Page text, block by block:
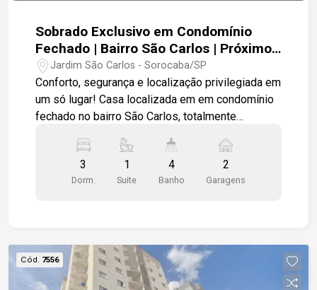
Sobrado Exclusivo em Condomínio
Fechado | Bairro São Carlos | Próximo
ao Campolim | 2 Vagas
Jardim São Carlos - Sorocaba/SP
Conforto, segurança e localização privilegiada em
um só lugar! Casa localizada em em condomínio
fechado no bairro São Carlos, totalmente
privacidade, tranquilidade e valorização.
Ambientes amplos e bem distribuídos, o projeto
oferece excelente aproveitamento dos espaços.
Way e a poucos minutos do Campolim, uma das
regiões mais desejadas de Sorocaba, com fácil
acesso ao Mercado Confiança, escolas,
3
Dorm.
1
Suite
4
Banho
2
Garagens
Cód. 7556